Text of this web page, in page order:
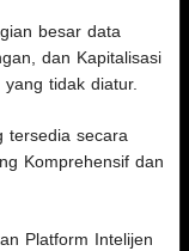
besar data
dan Kapitalisasi
tidak diatur.
tersedia secara
Komprehensif dan
Platform Intelijen